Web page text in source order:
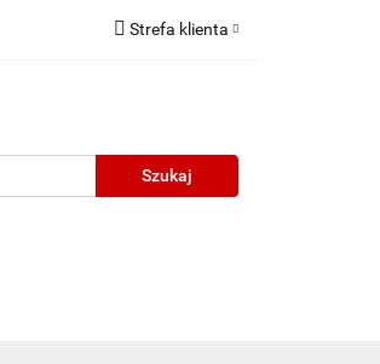
Strefa klienta
Dodaj zgłoszenie